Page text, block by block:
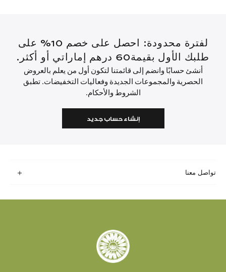
لفترة محدودة: احصل على خصم 10% على
طلبك الأول بقيمة60 درهم إماراتي أو أكثر.
أنشئ حسابًا وانضم إلى قائمتنا لتكون أول من يعلم بالعروض
الحصرية والمجموعات الجديدة وفعاليات التخفيضات. تطبق
الشروط والأحكام.
إنشاء حساب جديد
تواصل معنا